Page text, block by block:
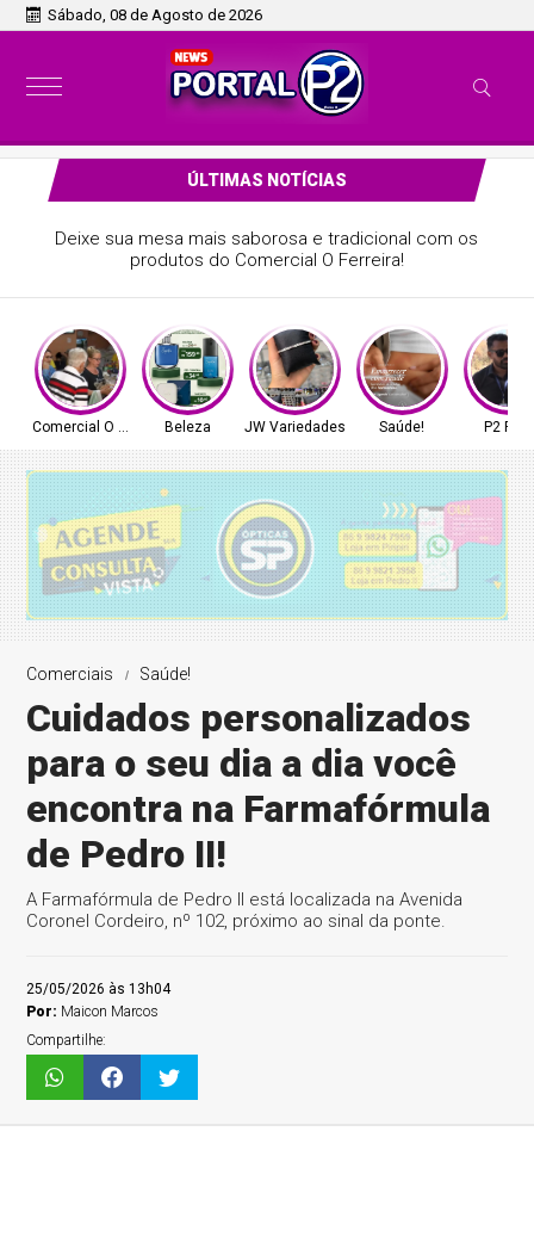
Sábado, 08 de Agosto de 2026
ÚLTIMAS NOTÍCIAS
Deixe sua mesa mais saborosa e tradicional com os
produtos do Comercial O Ferreira!
Comercial O FerreiraBeleza JW Variedades Saúde! P2 Play!
Comerciais Saúde!
Cuidados personalizados
para o seu dia a dia você
encontra na Farmafórmula
de Pedro II!
A Farmafórmula de Pedro II está localizada na Avenida
Coronel Cordeiro, nº 102, próximo ao sinal da ponte.
25/05/2026 às 13h04
Por: Maicon Marcos
Compartilhe: